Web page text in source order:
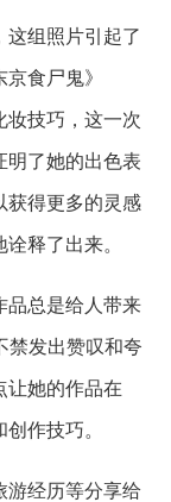
这组照片引起了
食尸鬼》
妆技巧，这一次
明了她的出色表
获得更多的灵感
释了出来。
品总是给人带来
禁发出赞叹和夸
让她的作品在
作技巧。
游经历等分享给